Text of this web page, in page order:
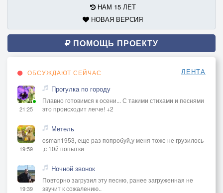
НАМ 15 ЛЕТ
НОВАЯ ВЕРСИЯ
ПОМОЩЬ ПРОЕКТУ
ОБСУЖДАЮТ СЕЙЧАС ЛЕНТА
21:25
Прогулка по городу
Плавно готовимся к осени... С такими стихами и песнями
это происходит легче! +2
19:59
Метель
osman1953, еще раз попробуй,у меня тоже не грузилось
,с 10й попытки
19:39
Ночной звонок
Повторно загрузил эту песню, ранее загруженная не
звучит к сожалению..